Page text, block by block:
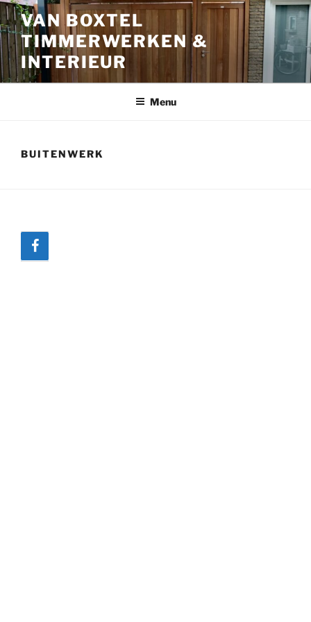
Ga
naar
de
inhoud
VAN BOXTEL
TIMMERWERKEN &
INTERIEUR
Menu
BUITENWERK